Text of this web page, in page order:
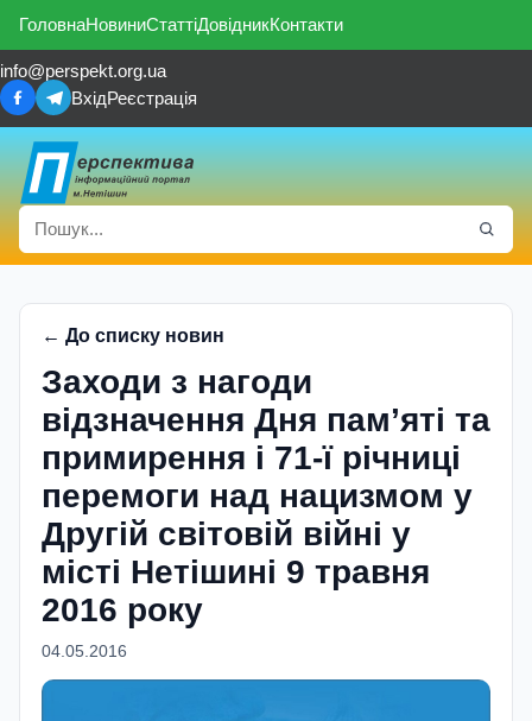
ГоловнаНовиниСтаттіДовідникКонтакти
info@perspekt.org.ua
ВхідРеєстрація
← До списку новин
Заходи з нагоди
відзначення Дня пам’яті та
примирення і 71-ї річниці
перемоги над нацизмом у
Другій світовій війні у
місті Нетішині 9 травня
2016 року
04.05.2016